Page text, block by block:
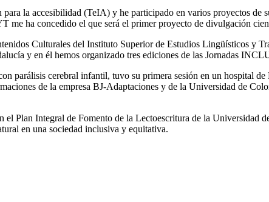
la accesibilidad (TeIA) y he participado en varios proyectos
ha concedido el que será el primer proyecto de divulgación
Culturales del Instituto Superior de Estudios Lingüísticos y
y en él hemos organizado tres ediciones de las Jornadas
cerebral infantil, tuvo su primera sesión en un hospital
de la empresa BJ-Adaptaciones y de la Universidad de
Plan Integral de Fomento de la Lectoescritura de la
en una sociedad inclusiva y equitativa.